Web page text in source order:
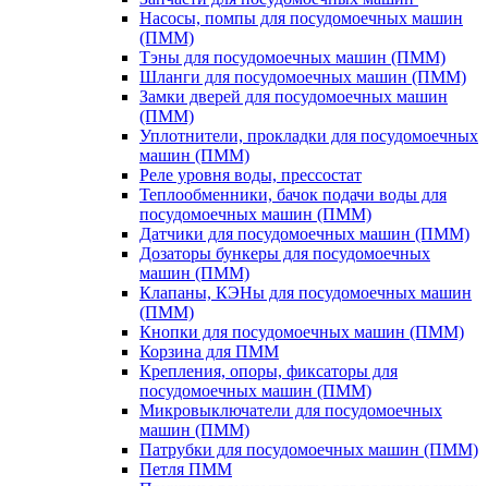
Насосы, помпы для посудомоечных машин
(ПММ)
Тэны для посудомоечных машин (ПММ)
Шланги для посудомоечных машин (ПММ)
Замки дверей для посудомоечных машин
(ПММ)
Уплотнители, прокладки для посудомоечных
машин (ПММ)
Реле уровня воды, прессостат
Теплообменники, бачок подачи воды для
посудомоечных машин (ПММ)
Датчики для посудомоечных машин (ПММ)
Дозаторы бункеры для посудомоечных
машин (ПММ)
Клапаны, КЭНы для посудомоечных машин
(ПММ)
Кнопки для посудомоечных машин (ПММ)
Корзина для ПММ
Крепления, опоры, фиксаторы для
посудомоечных машин (ПММ)
Микровыключатели для посудомоечных
машин (ПММ)
Патрубки для посудомоечных машин (ПММ)
Петля ПММ